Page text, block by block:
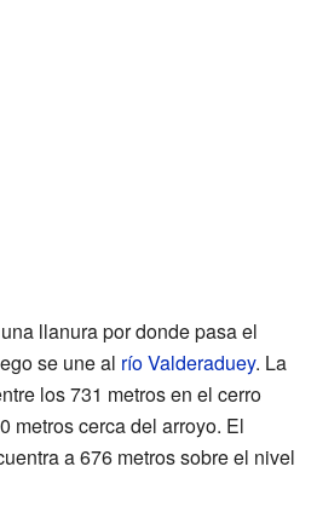
llanura por donde pasa el
se une al río Valderaduey. La
los 731 metros en el cerro
metros cerca del arroyo. El
a 676 metros sobre el nivel